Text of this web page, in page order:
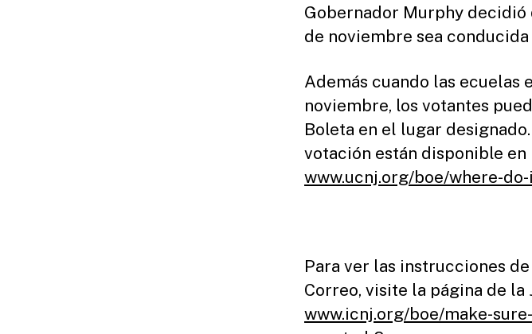
Gobernador Murphy
de noviembre sea
Además cuando las ecuelas
noviembre, los votantes
Boleta en el lugar
votación están disponible en
www.ucnj.org/boe/where-
Para ver las instrucciones
Correo, visite la página de la
www.icnj.org/boe/make-